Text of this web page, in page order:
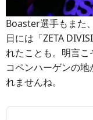
Boaster選手もまた
日には「ZETA
れたことも。明言こ
コペンハーゲンの
れませんね。